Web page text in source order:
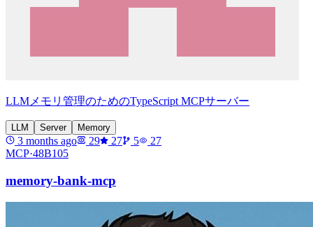
LLMメモリ管理のためのTypeScript MCPサーバー
LLM Server Memory
3 months ago 29 27 5
27
MCP·48B105
memory-bank-mcp